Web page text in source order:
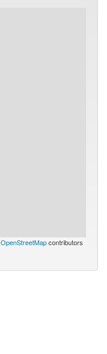
OpenStreetMapcontributors